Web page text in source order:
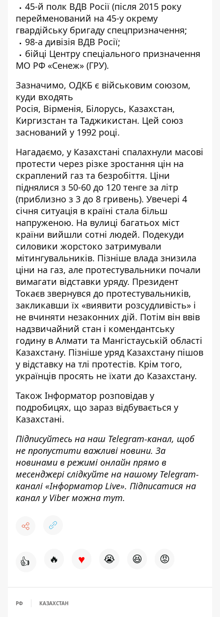
45-й полк ВДВ Росії (після 2015 року
перейменований на 45-у окрему
гвардійську бригаду спецпризначення;
98-а дивізія ВДВ Росії;
бійці Центру спеціального призначення
МО РФ «Сенеж» (ГРУ).
Зазначимо, ОДКБ є військовим союзом,
куди входять
Росія, Вірменія, Білорусь, Казахстан,
Киргизстан та Таджикистан. Цей союз
заснований у 1992 році.
Нагадаємо, у Казахстані спалахнули масові
протести через різке зростання цін на
скраплений газ та безробіття. Ціни
піднялися з 50-60 до 120 тенге за літр
(приблизно з 3 до 8 гривень). Увечері 4
січня ситуація в країні стала більш
напруженою. На вулиці багатьох міст
країни вийшли сотні людей. Подекуди
силовики жорстоко затримували
мітингувальників. Пізніше влада знизила
ціни на газ, але протестувальники почали
вимагати відставки уряду. Президент
Токаєв звернувся до протестувальників,
закликавши їх «виявити розсудливість» і
не вчиняти незаконних дій. Потім він ввів
надзвичайний стан і комендантську
годину в Алмати та Мангістауській області
Казахстану. Пізніше уряд Казахстану пішов
у відставку на тлі протестів. Крім того,
українців просять не їхати до Казахстану.
Також Інформатор розповідав у
подробицях, що зараз відбувається у
Казахстані.
Підписуйтесь на наш Telegram-канал, щоб
не пропустити важливі новини. За
новинами в режимі онлайн прямо в
месенджері слідкуйте на нашому Telegram-
каналі «Інформатор Live». Підписатися на
канал у Viber можна тут.
👍 🔥 ♥ 😭 😆 😡
РФ КАЗАХСТАН